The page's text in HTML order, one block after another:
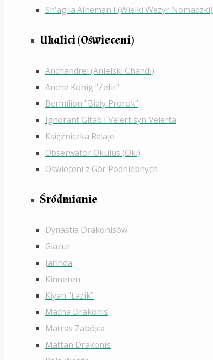
Sh'agila Alneman I (Wielki Wezyr Nomadzki)
Ukalici (Oświeceni)
Anchandrel (Anielski Chandi)
Anche Konig "Zefir"
Bermilion "Biały Prorok"
Ignorant Gitab i Velert syn Velerta
Księżniczka Relaje
Obserwator Okulus (Oki)
Oświeceni z Gór Podniebnych
Śródmianie
Dynastia Drakonisów
Glazur
Jarinda
Kinneren
Kiyan "Łazik"
Macha Drakonis
Matras Zabójca
Mattan Drakonis